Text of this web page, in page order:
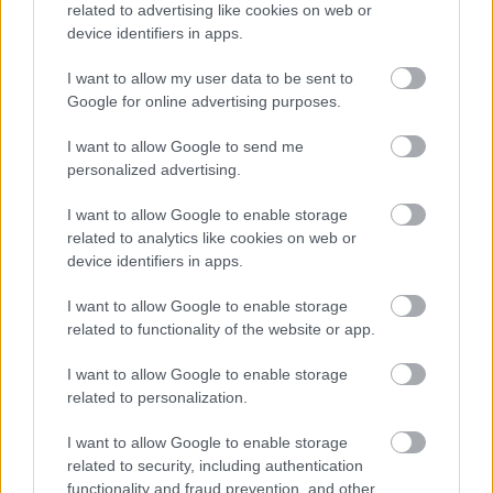
related to advertising like cookies on web or
device identifiers in apps.
I want to allow my user data to be sent to
Google for online advertising purposes.
I want to allow Google to send me
personalized advertising.
I want to allow Google to enable storage
related to analytics like cookies on web or
device identifiers in apps.
I want to allow Google to enable storage
related to functionality of the website or app.
I want to allow Google to enable storage
related to personalization.
I want to allow Google to enable storage
related to security, including authentication
functionality and fraud prevention, and other
Itt állíthatod be, hogy a Racingline
cikkeit az elsők között lásd a Google
keresőjében.
HIRDETÉS